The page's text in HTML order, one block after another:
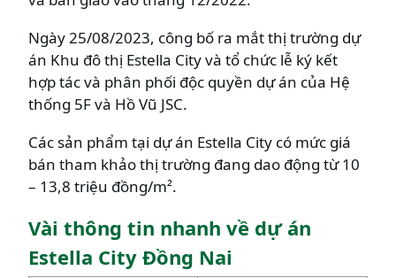
Ngày 25/08/2023, công bố ra mắt thị trường dự
án Khu đô thị Estella City và tổ chức lễ ký kết
hợp tác và phân phối độc quyền dự án của Hệ
thống 5F và Hồ Vũ JSC.
Các sản phẩm tại dự án Estella City có mức giá
bán tham khảo thị trường đang dao động từ 10
– 13,8 triệu đồng/m².
Vài thông tin nhanh về dự án
Estella City Đồng Nai